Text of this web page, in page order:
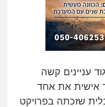
עניינים קשה
אישית את אחד
שזכתה בפרויקט